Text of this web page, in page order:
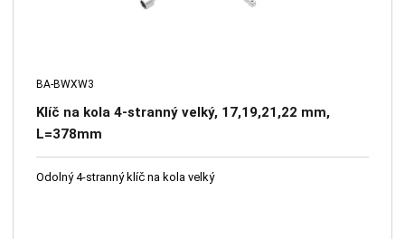
BA-BWXW3
Klíč na kola 4-stranný velký, 17,19,21,22 mm,
L=378mm
Odolný 4-stranný klíč na kola velký